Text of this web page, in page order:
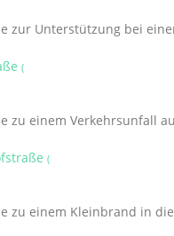
zur Unterstützung bei
(
zu einem Verkehrsunfall
(
zu einem Kleinbrand in